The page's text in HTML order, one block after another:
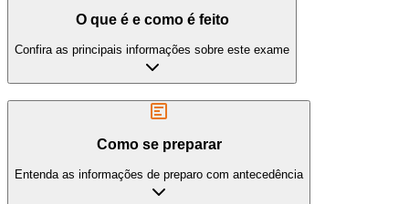
O que é e como é feito
Confira as principais informações sobre este exame
Como se preparar
Entenda as informações de preparo com antecedência